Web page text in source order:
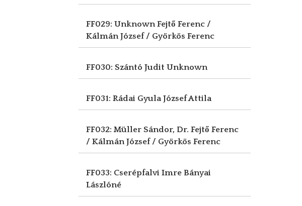
FF029: UnknownFejtő Ferenc /
Kálmán József / Györkös Ferenc
FF030: Szántó Judit Unknown
FF031: Rádai GyulaJózsef Attila
FF032: Müller Sándor, Dr. Fejtő Ferenc
/ Kálmán József / Györkös Ferenc
FF033: Cserépfalvi Imre Bányai
Lászlóné